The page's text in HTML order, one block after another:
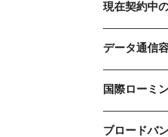
現在契約中
データ通信
国際ローミ
ブロードバ